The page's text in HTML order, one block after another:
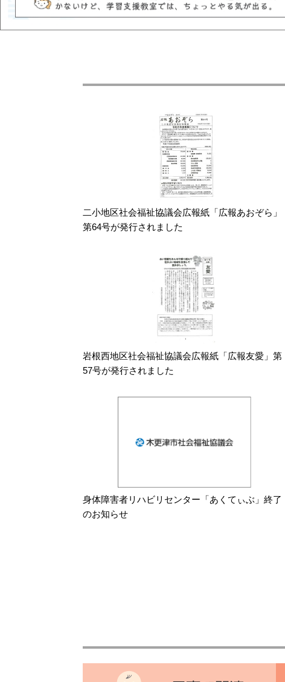
二小地区社会福祉協議会広報紙「広報あおぞら」
第64号が発行されました
岩根西地区社会福祉協議会広報紙「広報友愛」第
57号が発行されました
身体障害者リハビリセンター「あくてぃぶ」終了
のお知らせ